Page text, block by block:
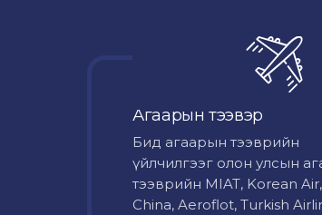
Агаарын тээвэр
Бид агаарын тээврийн
үйлчилгээг олон улсын
тээврийн MIAT, Korean
China, Aeroflot, Turkish